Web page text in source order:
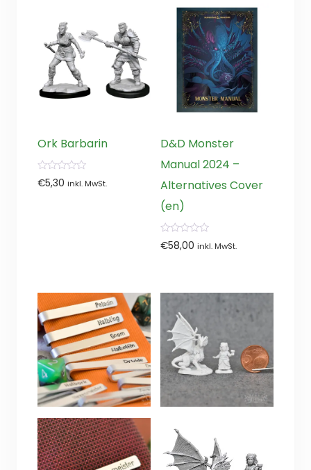
Ork Barbarin
0
von
€5,30 inkl. MwSt.
D&D Monster
Manual 2024 –
Alternatives Cover
(en)
0
von
€58,00 inkl. MwSt.